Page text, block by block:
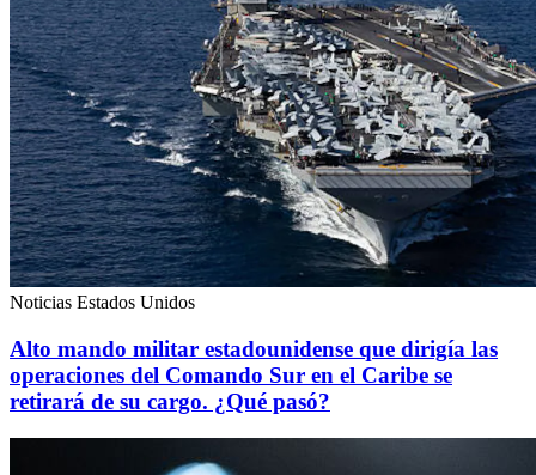
Noticias Estados Unidos
Alto mando militar estadounidense que dirigía las
operaciones del Comando Sur en el Caribe se
retirará de su cargo. ¿Qué pasó?